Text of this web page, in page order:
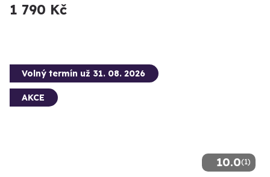
1 790 Kč
10.0(1)
Volný termín už 31. 08. 2026
AKCE